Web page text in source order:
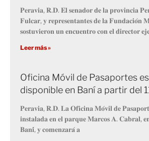
𝐏𝐞𝐫𝐚𝐯𝐢𝐚, 𝐑.𝐃. 𝐄𝐥 𝐬𝐞𝐧𝐚𝐝𝐨𝐫 𝐝𝐞 𝐥𝐚 𝐩𝐫𝐨𝐯𝐢𝐧𝐜𝐢𝐚
𝐅𝐮𝐥𝐜𝐚𝐫, 𝐲 𝐫𝐞𝐩𝐫𝐞𝐬𝐞𝐧𝐭𝐚𝐧𝐭𝐞𝐬 𝐝𝐞 𝐥𝐚 𝐅𝐮𝐧𝐝𝐚𝐜𝐢𝐨́𝐧
𝐬𝐨𝐬𝐭𝐮𝐯𝐢𝐞𝐫𝐨𝐧 𝐮𝐧 𝐞𝐧𝐜𝐮𝐞𝐧𝐭𝐫𝐨 𝐜𝐨𝐧 𝐞𝐥 𝐝𝐢𝐫𝐞𝐜𝐭𝐨𝐫
Leer más »
Oficina Móvil de Pasaportes
disponible en Baní a partir del
𝐏𝐞𝐫𝐚𝐯𝐢𝐚, 𝐑.𝐃. 𝐋𝐚 𝐎𝐟𝐢𝐜𝐢𝐧𝐚 𝐌𝐨́𝐯𝐢𝐥 𝐝𝐞
𝐢𝐧𝐬𝐭𝐚𝐥𝐚𝐝𝐚 𝐞𝐧 𝐞𝐥 𝐩𝐚𝐫𝐪𝐮𝐞 𝐌𝐚𝐫𝐜𝐨𝐬 𝐀. 𝐂𝐚𝐛𝐫𝐚𝐥,
𝐁𝐚𝐧𝐢́, 𝐲 𝐜𝐨𝐦𝐞𝐧𝐳𝐚𝐫𝐚́ 𝐚